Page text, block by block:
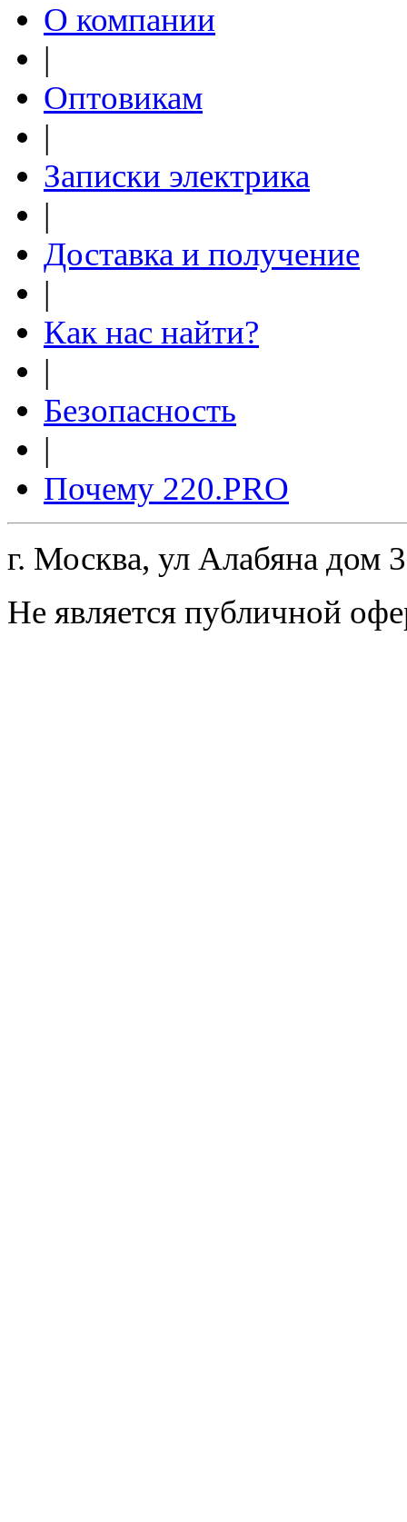
О компании
|
Оптовикам
|
Записки электрика
|
Доставка и получение
|
Как нас найти?
|
Безопасность
|
Почему 220.PRO
г. Москва, ул Алабяна дом
Не является публичной